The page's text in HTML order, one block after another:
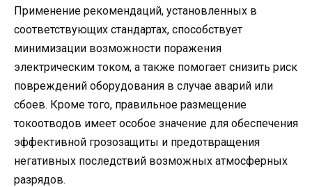
Применение рекомендаций, установленных в
соответствующих стандартах, способствует
минимизации возможности поражения
электрическим током, а также помогает снизить риск
повреждений оборудования в случае аварий или
сбоев. Кроме того, правильное размещение
токоотводов имеет особое значение для обеспечения
эффективной грозозащиты и предотвращения
негативных последствий возможных атмосферных
разрядов.